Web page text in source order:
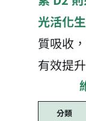
光活化
質吸收
有效提
分類